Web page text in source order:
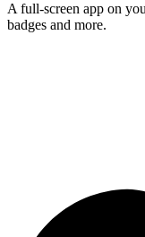
A full-screen app on
badges and more.